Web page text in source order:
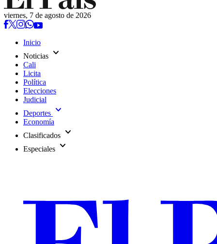
viernes, 7 de agosto de 2026
Inicio
Noticias expand_more
Cali
Licita
Política
Elecciones
Judicial
Deportes expand_more
Economía
Clasificados expand_more
Especiales expand_more